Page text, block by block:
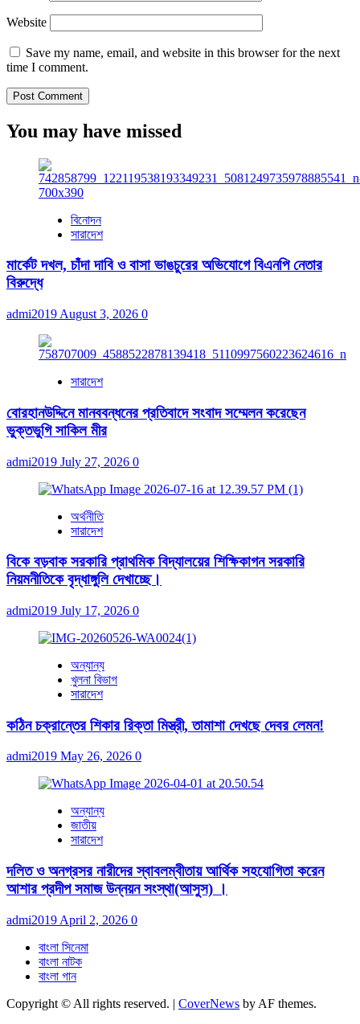
Website
Save my name, email, and website in this browser for the next
time I comment.
You may have missed
বিনোদন
সারাদেশ
মার্কেট দখল, চাঁদা দাবি ও বাসা ভাঙচুরের অভিযোগে বিএনপি নেতার
বিরুদ্ধে
admi2019 August 3, 2026 0
সারাদেশ
বোরহানউদ্দিনে মানববন্ধনের প্রতিবাদে সংবাদ সম্মেলন করেছেন
ভুক্তভুগি সাকিল মীর
admi2019 July 27, 2026 0
অর্থনীতি
সারাদেশ
বিকে বড়বাক সরকারি প্রাথমিক বিদ্যালয়ের শিক্ষিকাগন সরকারি
নিয়মনীতিকে বৃদ্ধাঙ্গুলি দেখাচ্ছে।
admi2019 July 17, 2026 0
অন্যান্য
খুলনা বিভাগ
সারাদেশ
কঠিন চক্রান্তের শিকার রিক্তা মিস্ত্রী, তামাশা দেখছে দেবর লেমন!
admi2019 May 26, 2026 0
অন্যান্য
জাতীয়
সারাদেশ
দলিত ও অনগ্রসর নারীদের স্বাবলম্বীতায় আর্থিক সহযোগিতা করেন
আশার প্রদীপ সমাজ উন্নয়ন সংস্থা(আসুস) ।
admi2019 April 2, 2026 0
বাংলা সিনেমা
বাংলা নাটক
বাংলা গান
Copyright © All rights reserved. | CoverNews by AF themes.